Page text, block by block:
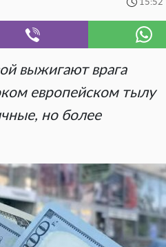
15:52
выжигают врага
европейском тылу
но более